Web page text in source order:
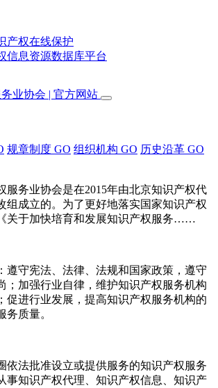
产权在线保护
信息资源数据库平台
规章制度 GO 组织机构 GO 历史沿革 GO
服务业协会是在2015年由北京知识产权代
组成立的。为了更好地落实国家知识产权
关于加快培育和发展知识产权服务……
遵守宪法、法律、法规和国家政策，遵守
；加强行业自律，维护知识产权服务机构
促进行业发展，提高知识产权服务机构的
务质量。
依法批准设立或提供服务的知识产权服务
事知识产权代理、知识产权信息、知识产